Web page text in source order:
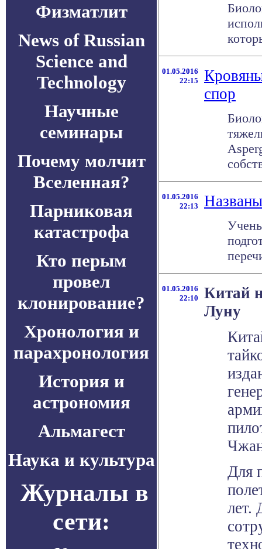
Физматлит
News of Russian
Science and
Technology
Научные
семинары
Почему молчит
Вселенная?
Парниковая
катастрофа
Кто перым
провел
клонирование?
Хронология и
парахронология
История и
астрономия
Альмагест
Наука и культура
Журналы в
сети:
01.05.2016
22:15
спор
01.05.2016
22:13
01.05.2016
22:10
Китай
Луну
Для
лет.